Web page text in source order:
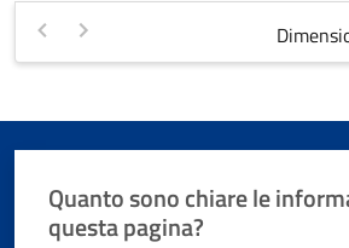
Quanto sono chiare le
questa pagina?